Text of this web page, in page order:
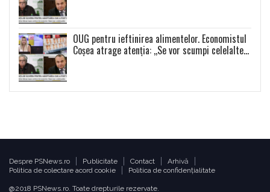
OUG pentru ieftinirea alimentelor. Economistul
Coșea atrage atenția: ,,Se vor scumpi celelalte
Despre PSNews.ro Publicitate Contact
Arhivă
Politica de colectare acord cookie
Politica de confidențialitate
@2018 PSNews.ro. Toate drepturile rezervate.